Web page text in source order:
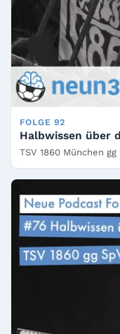
FOLGE 92
Halbwissen über
TSV 1860 München